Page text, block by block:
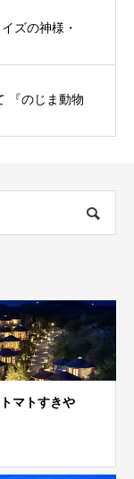
ズの神様・
『のじま動物
マトすきや